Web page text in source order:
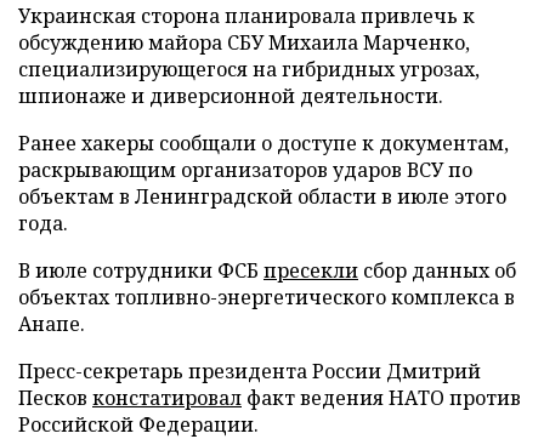
Украинская сторона планировала привлечь к
обсуждению майора СБУ Михаила Марченко,
специализирующегося на гибридных угрозах,
шпионаже и диверсионной деятельности.
Ранее хакеры сообщали о доступе к документам,
раскрывающим организаторов ударов ВСУ по
объектам в Ленинградской области в июле этого
года.
В июле сотрудники ФСБ пресекли сбор данных об
объектах топливно-энергетического комплекса в
Анапе.
Пресс-секретарь президента России Дмитрий
Песков констатировал факт ведения НАТО против
Российской Федерации.